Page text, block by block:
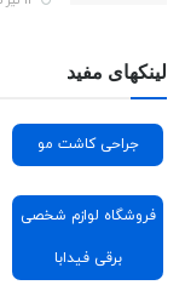
لینکهای مفید
جراحی کاشت مو
فروشگاه لوازم شخصی
برقی فیدابا